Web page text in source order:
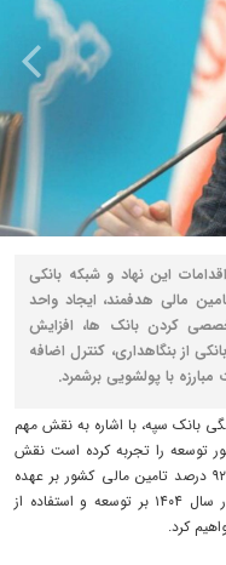
این نهاد و شبکه بانکی
مالی هدفمند، ایجاد واحد
کردن بانک ها، افزایش
خروج نظام بانکی از بنگاهداری، کنترل اضافه
با پولشویی برشمرد.
بانک سپه، با اشاره به نقش مهم
توسعه را تجربه کرده است نقش
نظام بانکی در آن مشهود است. با توجه به اینکه ۹۲ درصد تامین مالی کشور بر عهده
نظام بانکی است در بانک مرکزی و شبکه بانکی در سال ۱۴۰۴ بر توسعه و استفاده از
کرد.